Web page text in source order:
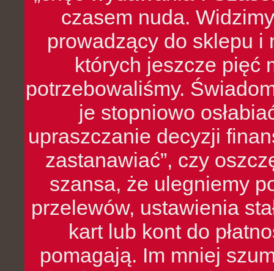
czasem nuda.
prowadzący do sklepu i
których jeszcze pięć
potrzebowaliśmy.
je stopniowo
upraszczanie decyzji
zastanawiać”, czy
szansa, że ulegniemy
przelewów, ustawienia
kart lub kont do
pomagają. Im mniej